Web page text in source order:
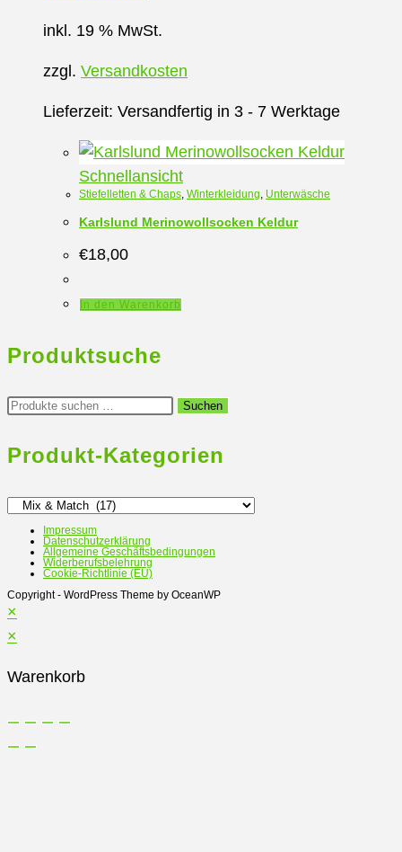
Optionen
auf
gewählt
inkl. 19 % MwSt.
zzgl. Versandkosten
Lieferzeit: Versandfertig in 3 - 7 Werktage
Schnellansicht
Stiefelletten & Chaps Winterkleidung Unterwäsche
Karlslund Merinowollsocken Keldur
€18,00
In den Warenkorb
Produktsuche
Suchen
Suchen
Produkt-Kategorien
Impressum
Datenschutzerklärung
Allgemeine Geschäftsbedingungen
Widerberufsbelehrung
Cookie-Richtlinie (EU)
Copyright - WordPress Theme by OceanWP
×
×
Warenkorb